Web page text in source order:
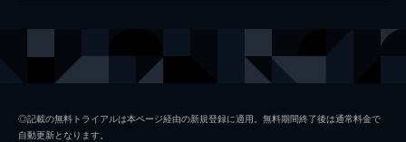
ヒーロー・ガール ノーナ・ゲイ
◎記載の無料トライアルは本ページ経由の新規登録に適用。無料期間終了後は通常料金で
自動更新となります。